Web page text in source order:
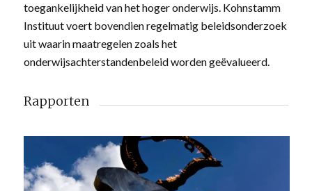
toegankelijkheid van het hoger onderwijs. Kohnstamm
Instituut voert bovendien regelmatig beleidsonderzoek
uit waarin maatregelen zoals het
onderwijsachterstandenbeleid worden geëvalueerd.
Rapporten